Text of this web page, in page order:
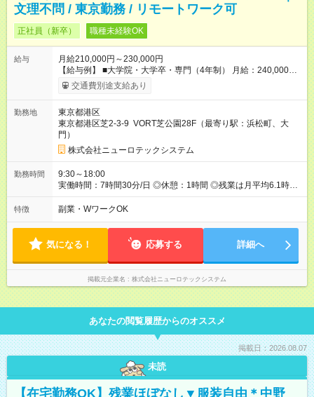
文理不問 / 東京勤務 / リモートワーク可
正社員（新卒） 職種未経験OK
給与
月給210,000円～230,000円
【給与例】 ■大学院・大学卒・専門（4年制） 月給：240,000円
（一律手当含む） └内訳：基本給 200,000円＋住宅手当20,000
円＋職能手当：10,000円＋資格手当10,000円（例：基本情報技
└内訳：基本給 180,000円＋住宅手当20,000円＋職能手当：
10,000円＋資格手当10,000円（例：基本情報技術者試験） 【試
用期間】試用期間あり 試用期間の長さ：3ヶ月 雇用形態、給与
は本採用時と同じです。
交通費別途支給あり
勤務地
東京都港区
東京都港区芝2-3-9 VORT芝公園28F（最寄り駅：浜松町、大
門）
株式会社ニューロテックシステム
勤務時間
9:30～18:00
実働時間：7時間30分/日 ◎休憩：1時間 ◎残業は月平均6.1時間
（2024年度実績）
特徴 副業・WワークOK
気になる！ 応募する 詳細へ
掲載元企業名 株式会社ニューロテックシステム
あなたの閲覧履歴からのオススメ
掲載日：2026.08.07
未読
【在宅勤務OK】残業ほぼなし▼服装自由＊中野